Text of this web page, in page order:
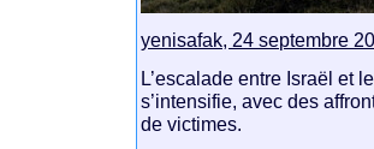
yenisafak, 24 septembre
L’escalade entre Israël et
s’intensifie, avec des
de victimes.